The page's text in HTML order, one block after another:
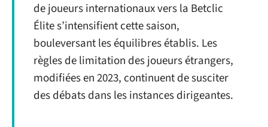
de joueurs internationaux vers la Betclic
Élite s’intensifient cette saison,
bouleversant les équilibres établis. Les
règles de limitation des joueurs étrangers,
modifiées en 2023, continuent de susciter
des débats dans les instances dirigeantes.